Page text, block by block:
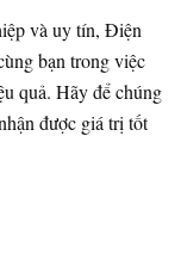
và uy tín, Điện
bạn trong việc
quả. Hãy để chúng
được giá trị tốt